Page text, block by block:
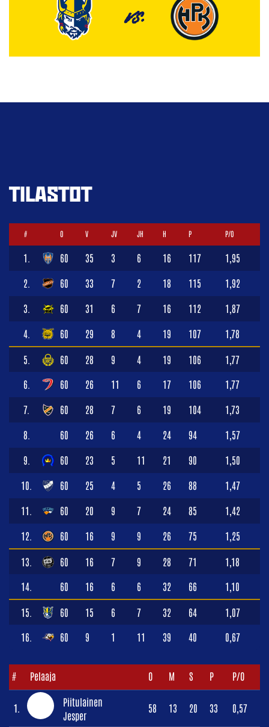
VS.
TILASTOT
# O V JV JH H P P/O
1. 60 35 3 6 16 117 1,95
2. 60 33 7 2 18 115 1,92
3. 60 31 6 7 16 112 1,87
4. 60 29 8 4 19 107 1,78
5. 60 28 9 4 19 106 1,77
6. 60 26 11 6 17 106 1,77
7. 60 28 7 6 19 104 1,73
8. 60 26 6 4 24 94 1,57
9. 60 23 5 11 21 90 1,50
10. 60 25 4 5 26 88 1,47
11. 60 20 9 7 24 85 1,42
12. 60 16 9 9 26 75 1,25
13. 60 16 7 9 28 71 1,18
14. 60 16 6 6 32 66 1,10
15. 60 15 6 7 32 64 1,07
16. 60 9 1 11 39 40 0,67
# Pelaaja O M S P P/O
1.
Piitulainen
Jesper
58 13 20 33 0,57